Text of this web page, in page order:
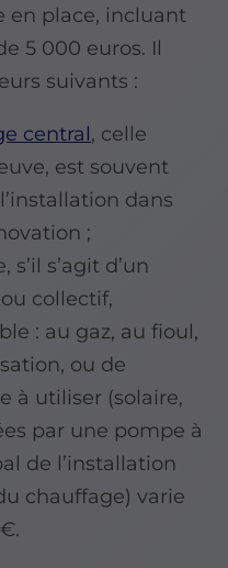
en place, incluant
5 000 euros. Il
suivants :
central, celle
est souvent
dans
;
s’agit d’un
collectif,
: au gaz, au fioul,
ou de
à utiliser (solaire,
par une pompe à
de l’installation
chauffage) varie